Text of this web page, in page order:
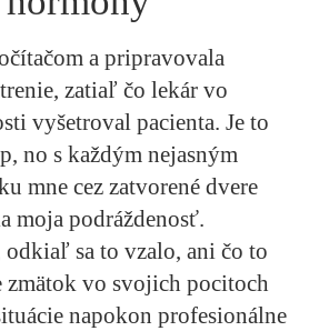
a pripravovala
zatiaľ čo lekár vo
vyšetroval pacienta. Je to
no s každým nejasným
mne cez zatvorené dvere
moja podráždenosť.
odkiaľ sa to vzalo, ani čo to
zmätok vo svojich pocitoch
napokon profesionálne